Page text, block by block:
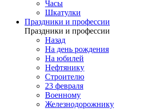
Часы
Шкатулки
Праздники и профессии
Праздники и профессии
Назад
На день рождения
На юбилей
Нефтянику
Строителю
23 февраля
Военному
Железнодорожнику